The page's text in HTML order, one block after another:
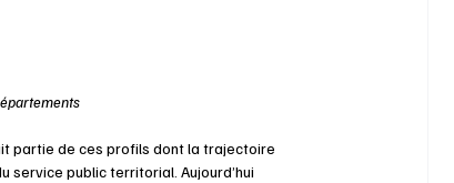
partie de ces profils dont la trajectoire
service public territorial. Aujourd’hui